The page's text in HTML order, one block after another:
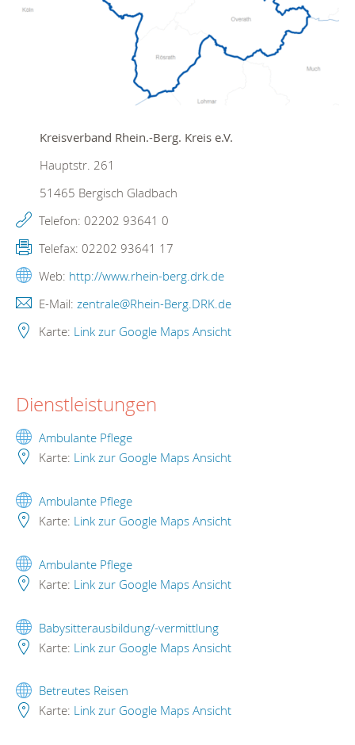
Kreisverband Rhein.-Berg. Kreis e.V.
Hauptstr. 261
51465 Bergisch Gladbach
Telefon: 02202 93641 0
Telefax: 02202 93641 17
Web: http://www.rhein-berg.drk.de
E-Mail: zentrale@Rhein-Berg.DRK.de
Karte: Link zur Google Maps Ansicht
Dienstleistungen
Ambulante Pflege
Karte: Link zur Google Maps Ansicht
Ambulante Pflege
Karte: Link zur Google Maps Ansicht
Ambulante Pflege
Karte: Link zur Google Maps Ansicht
Babysitterausbildung/-vermittlung
Karte: Link zur Google Maps Ansicht
Betreutes Reisen
Karte: Link zur Google Maps Ansicht